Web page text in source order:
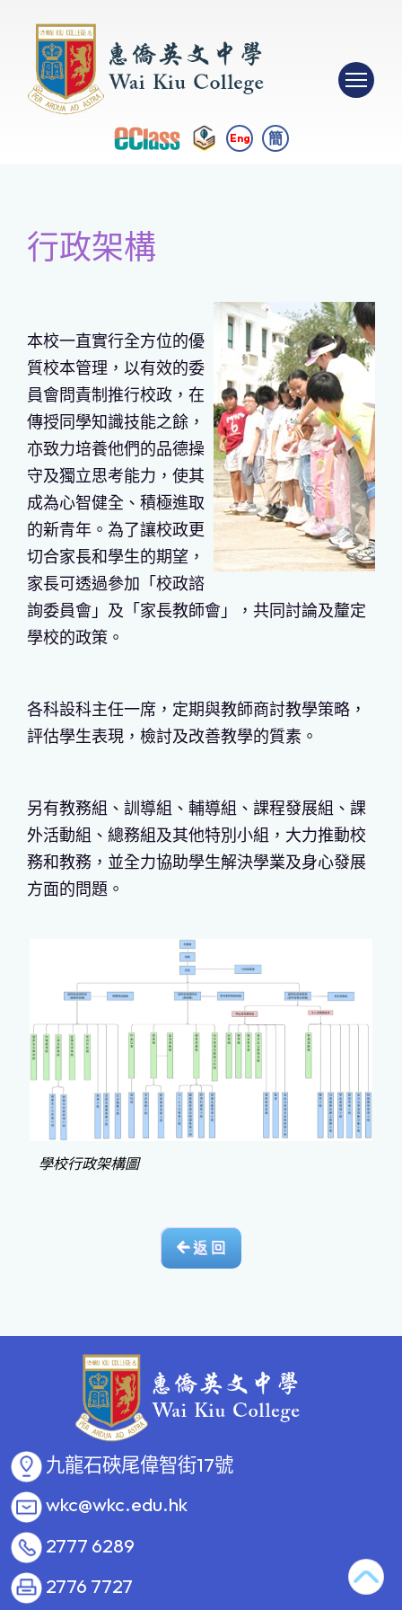
Eng 簡
行政架構
本校一直實行全方位的優
質校本管理，以有效的委
員會問責制推行校政，在
傳授同學知識技能之餘，
亦致力培養他們的品德操
守及獨立思考能力，使其
成為心智健全、積極進取
的新青年。為了讓校政更
切合家長和學生的期望，
家長可透過參加「校政諮
詢委員會」及「家長教師會」，共同討論及釐定
學校的政策。
各科設科主任一席，定期與教師商討教學策略，
評估學生表現，檢討及改善教學的質素。
另有教務組、訓導組、輔導組、課程發展組、課
外活動組、總務組及其他特別小組，大力推動校
務和教務，並全力協助學生解決學業及身心發展
方面的問題。
學校行政架構圖
返 回
九龍石硤尾偉智街17號
wkc@wkc.edu.hk
2777 6289
2776 7727